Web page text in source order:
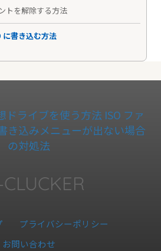
トを解除する方法
に書き込む方法
ライブを使う方法 ISO ファ
き込みメニューが出ない場合
の対処法
プライバシーポリシー
お問い合わせ